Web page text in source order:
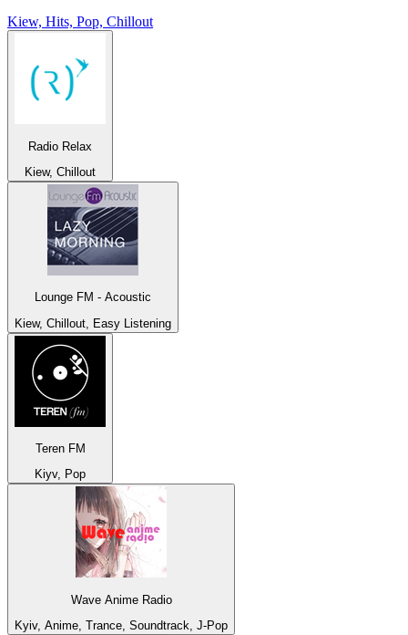
Kiew, Hits, Pop, Chillout
Radio Relax
Kiew, Chillout
Lounge FM - Acoustic
Kiew, Chillout, Easy Listening
Teren FM
Kiyv, Pop
Wave Anime Radio
Kyiv, Anime, Trance, Soundtrack, J-Pop